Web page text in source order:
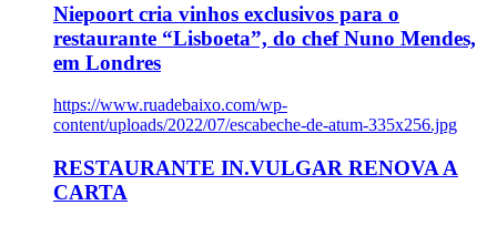
Niepoort cria vinhos exclusivos para o
restaurante “Lisboeta”, do chef Nuno Mendes,
em Londres
https://www.ruadebaixo.com/wp-
content/uploads/2022/07/escabeche-de-atum-335x256.jpg
RESTAURANTE IN.VULGAR RENOVA A
CARTA